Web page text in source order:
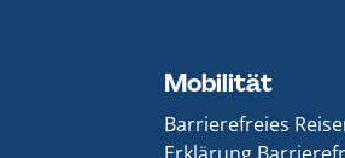
Mobilität
Barrierefreies